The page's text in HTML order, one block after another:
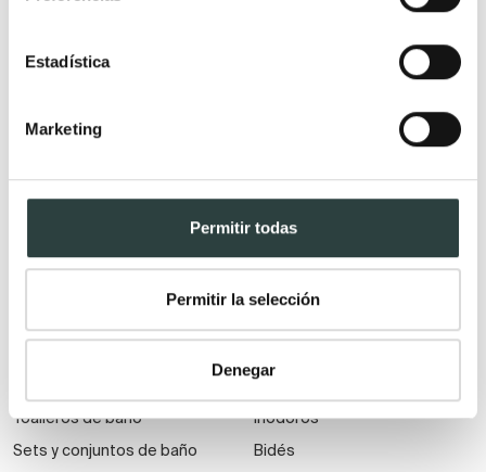
Estadística
Marketing
Permitir todas
Permitir la selección
Denegar
Espejos de baño con antivaho
Ofertas en espejos de baño
Espejos de baño con luz
Columnas de hidromasaje
Grifos de ducha y bañera
Grifos de ducha higiénica
Grifos para baños modernos
Toalleros de baño
Sets y conjuntos de baño
Sanitarios
Inodoros
Bidés